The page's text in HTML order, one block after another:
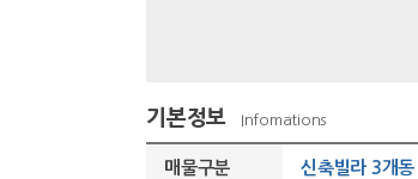
기본정보 Infomations
매물구분 신축빌라 3개동